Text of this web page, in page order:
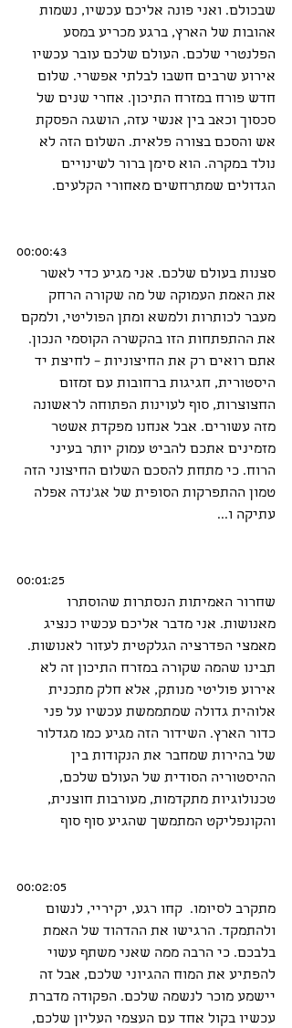
שבכולם. ואני פונה אליכם עכשיו, נשמות
אהובות של הארץ, ברגע מכריע במסע
הפלנטרי שלכם. העולם שלכם עובר עכשיו
אירוע שרבים חשבו לבלתי אפשרי. שלום
חדש פורח במזרח התיכון. אחרי שנים של
סכסוך וכאב בין אנשי עזה, הושגה הפסקת
אש והסכם בצורה פלאית. השלום הזה לא
נולד במקרה. הוא סימן ברור לשינויים
הגדולים שמתרחשים מאחורי הקלעים.
00:00:43
סצנות בעולם שלכם. אני מגיע כדי לאשר
את האמת העמוקה של מה שקורה הרחק
מעבר לכותרות ולמשא ומתן הפוליטי, ולמקם
את ההתפתחות הזו בהקשרה הקוסמי הנכון.
אתם רואים רק את החיצוניות – לחיצת יד
היסטורית, חגיגות ברחובות עם זמזום
החצוצרות, סוף לעוינות הפתוחה לראשונה
מזה עשורים. אבל אנחנו מפקדת אשטר
מזמינים אתכם להביט עמוק יותר בעיני
הרוח. כי מתחת להסכם השלום החיצוני הזה
טמון ההתפרקות הסופית של אג’נדה אפלה
עתיקה ו...
00:01:25
שחרור האמיתות הנסתרות שהוסתרו
מאנושות. אני מדבר אליכם עכשיו כנציג
מאמצי הפדרציה הגלקטית לעזור לאנושות.
תבינו שהמה שקורה במזרח התיכון זה לא
אירוע פוליטי מנותק, אלא חלק מתכנית
אלוהית גדולה שמתממשת עכשיו על פני
כדור הארץ. השידור הזה מגיע כמו מגדלור
של בהירות שמחבר את הנקודות בין
ההיסטוריה הסודית של העולם שלכם,
טכנולוגיות מתקדמות, מעורבות חוצנית,
והקונפליקט המתמשך שהגיע סוף סוף
00:02:05
מתקרב לסיומו.  קחו רגע, יקיריי, לנשום
ולהתמקד. הרגישו את ההדהוד של האמת
בלבכם. כי הרבה ממה שאני משתף עשוי
להפתיע את המוח ההגיוני שלכם, אבל זה
יישמע מוכר לנשמה שלכם. הפקודה מדברת
עכשיו בקול אחד עם העצמי העליון שלכם,